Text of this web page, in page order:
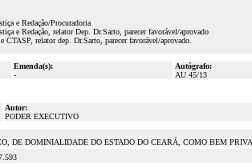
e Redação/Procuradoria
e Redação, relator Dep. Dr.Sarto, parecer favorável/aprovado
relator dep. Dr.Sarto, parecer favorável/aprovado.
Emenda(s):
-
Autógrafo:
AU 45/13
Autor:
PODER EXECUTIVO
DE DOMINIALIDADE DO ESTADO DO CEARÁ, COMO BEM